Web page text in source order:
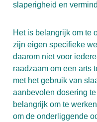
slaperigheid en
Het is belangrijk om te
zijn eigen specifieke
daarom niet voor
raadzaam om een arts
met het gebruik van
aanbevolen dosering
belangrijk om te
om de onderliggende